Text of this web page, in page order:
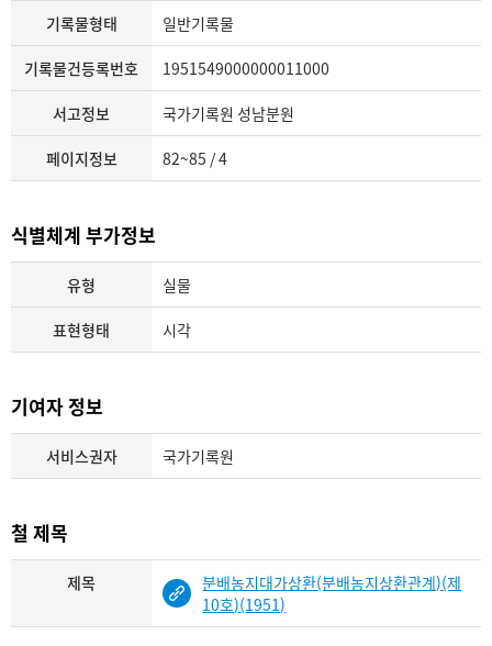
기록물형태 일반기록물
기록물건등록번호 1951549000000011000
서고정보 국가기록원 성남분원
페이지정보 82~85 / 4
식별체계 부가정보
유형 실물
표현형태 시각
기여자 정보
서비스권자 국가기록원
철 제목
제목
분배농지대가상환(분배농지상환관계)(제
10호)(1951)